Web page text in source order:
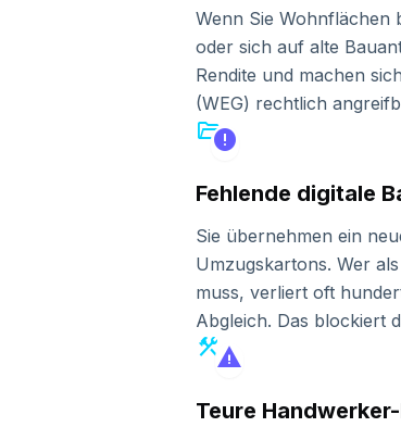
Wenn Sie Wohnflächen
oder sich auf alte
Rendite und machen
(WEG) rechtlich
folder_openerror
Fehlende digitale
Sie übernehmen ein
Umzugskartons. Wer
muss, verliert oft
Abgleich. Das blockiert
constructionwarning
Teure